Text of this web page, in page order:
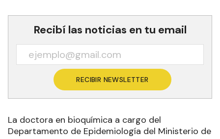
Recibí las noticias en tu email
RECIBIR NEWSLETTER
La doctora en bioquímica a cargo del
Departamento de Epidemiología del Ministerio de